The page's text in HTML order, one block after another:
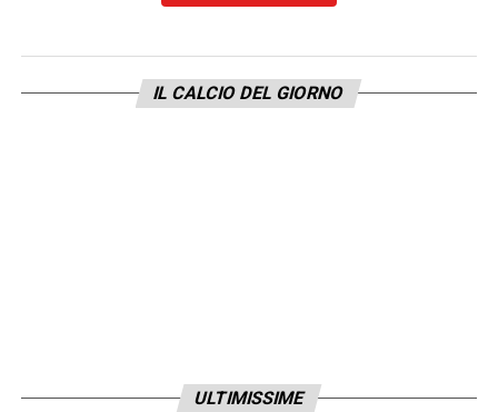
trasmettere principi ai compagni, alla
capacità di confrontarsi con l’arbitro. Vedo il
rugby e mi sembra che sia tutto diverso, lì
IL CALCIO DEL GIORNO
ULTIMISSIME